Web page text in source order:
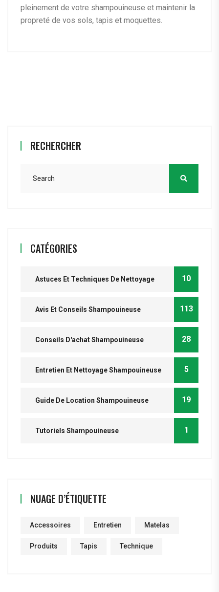
pleinement de votre shampouineuse et maintenir la
propreté de vos sols, tapis et moquettes.
RECHERCHER
CATÉGORIES
Astuces Et Techniques De Nettoyage 10
Avis Et Conseils Shampouineuse 113
Conseils D'achat Shampouineuse 28
Entretien Et Nettoyage Shampouineuse 5
Guide De Location Shampouineuse 19
Tutoriels Shampouineuse 1
NUAGE D’ÉTIQUETTE
Accessoires Entretien Matelas
Produits Tapis Technique